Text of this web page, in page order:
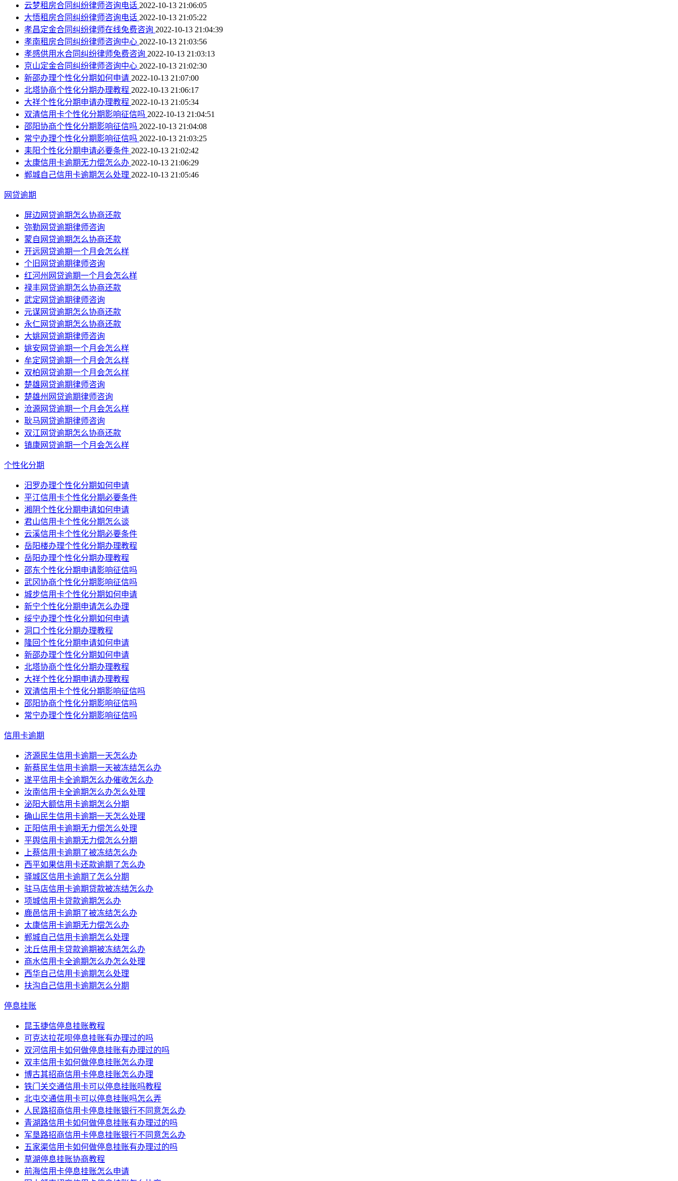
云梦租房合同纠纷律师咨询电话 2022-10-13 21:06:05
大悟租房合同纠纷律师咨询电话 2022-10-13 21:05:22
孝昌定金合同纠纷律师在线免费咨询 2022-10-13 21:04:39
孝南租房合同纠纷律师咨询中心 2022-10-13 21:03:56
孝感供用水合同纠纷律师免费咨询 2022-10-13 21:03:13
京山定金合同纠纷律师咨询中心 2022-10-13 21:02:30
新邵办理个性化分期如何申请 2022-10-13 21:07:00
北塔协商个性化分期办理教程 2022-10-13 21:06:17
大祥个性化分期申请办理教程 2022-10-13 21:05:34
双清信用卡个性化分期影响征信吗 2022-10-13 21:04:51
邵阳协商个性化分期影响征信吗 2022-10-13 21:04:08
常宁办理个性化分期影响征信吗 2022-10-13 21:03:25
耒阳个性化分期申请必要条件 2022-10-13 21:02:42
太康信用卡逾期无力偿怎么办 2022-10-13 21:06:29
郸城自己信用卡逾期怎么处理 2022-10-13 21:05:46
网贷逾期
屏边网贷逾期怎么协商还款
弥勒网贷逾期律师咨询
蒙自网贷逾期怎么协商还款
开远网贷逾期一个月会怎么样
个旧网贷逾期律师咨询
红河州网贷逾期一个月会怎么样
禄丰网贷逾期怎么协商还款
武定网贷逾期律师咨询
元谋网贷逾期怎么协商还款
永仁网贷逾期怎么协商还款
大姚网贷逾期律师咨询
姚安网贷逾期一个月会怎么样
牟定网贷逾期一个月会怎么样
双柏网贷逾期一个月会怎么样
楚雄网贷逾期律师咨询
楚雄州网贷逾期律师咨询
沧源网贷逾期一个月会怎么样
耿马网贷逾期律师咨询
双江网贷逾期怎么协商还款
镇康网贷逾期一个月会怎么样
个性化分期
汨罗办理个性化分期如何申请
平江信用卡个性化分期必要条件
湘阴个性化分期申请如何申请
君山信用卡个性化分期怎么谈
云溪信用卡个性化分期必要条件
岳阳楼办理个性化分期办理教程
岳阳办理个性化分期办理教程
邵东个性化分期申请影响征信吗
武冈协商个性化分期影响征信吗
城步信用卡个性化分期如何申请
新宁个性化分期申请怎么办理
绥宁办理个性化分期如何申请
洞口个性化分期办理教程
隆回个性化分期申请如何申请
新邵办理个性化分期如何申请
北塔协商个性化分期办理教程
大祥个性化分期申请办理教程
双清信用卡个性化分期影响征信吗
邵阳协商个性化分期影响征信吗
常宁办理个性化分期影响征信吗
信用卡逾期
济源民生信用卡逾期一天怎么办
新蔡民生信用卡逾期一天被冻结怎么办
遂平信用卡全逾期怎么办催收怎么办
汝南信用卡全逾期怎么办怎么处理
泌阳大额信用卡逾期怎么分期
确山民生信用卡逾期一天怎么处理
正阳信用卡逾期无力偿怎么处理
平舆信用卡逾期无力偿怎么分期
上蔡信用卡逾期了被冻结怎么办
西平如果信用卡还款逾期了怎么办
驿城区信用卡逾期了怎么分期
驻马店信用卡逾期贷款被冻结怎么办
项城信用卡贷款逾期怎么办
鹿邑信用卡逾期了被冻结怎么办
太康信用卡逾期无力偿怎么办
郸城自己信用卡逾期怎么处理
沈丘信用卡贷款逾期被冻结怎么办
商水信用卡全逾期怎么办怎么处理
西华自己信用卡逾期怎么处理
扶沟自己信用卡逾期怎么分期
停息挂账
昆玉捷信停息挂账教程
可克达拉花呗停息挂账有办理过的吗
双河信用卡如何做停息挂账有办理过的吗
双丰信用卡如何做停息挂账怎么办理
博古其招商信用卡停息挂账怎么办理
铁门关交通信用卡可以停息挂账吗教程
北屯交通信用卡可以停息挂账吗怎么弄
人民路招商信用卡停息挂账银行不同意怎么办
青湖路信用卡如何做停息挂账有办理过的吗
军垦路招商信用卡停息挂账银行不同意怎么办
五家渠信用卡如何做停息挂账有办理过的吗
草湖停息挂账协商教程
前海信用卡停息挂账怎么申请